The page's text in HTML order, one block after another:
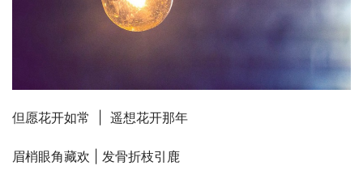
但愿花开如常  |  遥想花开那年
眉梢眼角藏欢 | 发骨折枝引鹿